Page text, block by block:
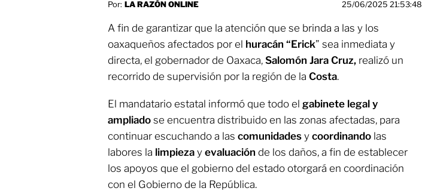
Por: LA RAZÓN ONLINE 25/06/2025 21:53:48
A fin de garantizar que la atención que se brinda a las y los
oaxaqueños afectados por el huracán “Erick” sea inmediata y
directa, el gobernador de Oaxaca, Salomón Jara Cruz, realizó un
recorrido de supervisión por la región de la Costa.
El mandatario estatal informó que todo el gabinete legal y
ampliado se encuentra distribuido en las zonas afectadas, para
continuar escuchando a las comunidades y coordinando las
labores la limpieza y evaluación de los daños, a fin de establecer
los apoyos que el gobierno del estado otorgará en coordinación
con el Gobierno de la República.